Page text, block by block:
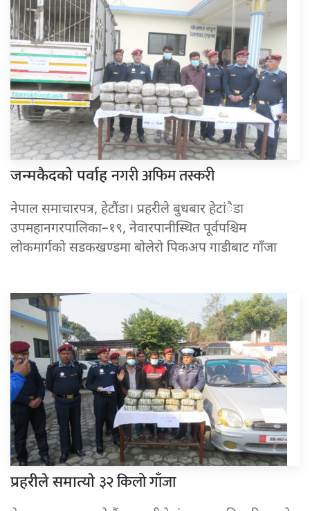
जन्मकैदको पर्वाहनगरी अफिम तस्करी
नेपाल समाचारपत्र, हेटौंडा। प्रहरीले बुधबार हेटांैडा
उपमहानगरपालिका–१९, नेवारपानीस्थित पूर्वपश्चिम
लोकमार्गको सडकखण्डमा बोलेरो पिकअप गाडीबाट गाँजा
प्रहरीले समात्यो ३२ किलो गाँजा